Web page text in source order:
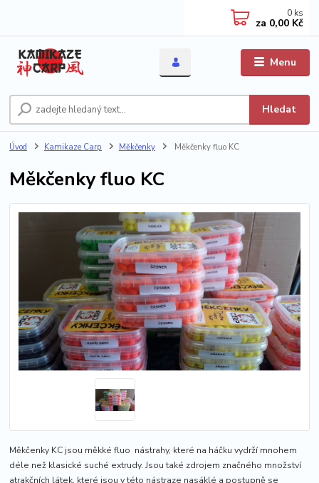
Menu
Hledat
0 ks
za 0,00 Kč
Úvod Kamikaze Carp Měkčenky Měkčenky fluo KC
Měkčenky fluo KC
Měkčenky KC jsou měkké fluo nástrahy, které na háčku vydrží mnohem
déle než klasické suché extrudy. Jsou také zdrojem značného množství
atrakčních látek, které jsou v této nástraze nasáklé a postupně se